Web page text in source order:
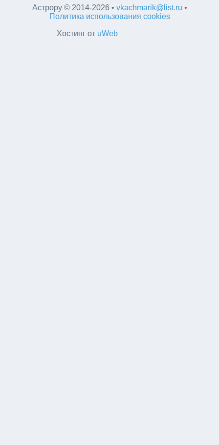
Астрору ©2014-2026 • vkachmarik@list.ru •
Политика использования cookies
Хостинг от uWeb